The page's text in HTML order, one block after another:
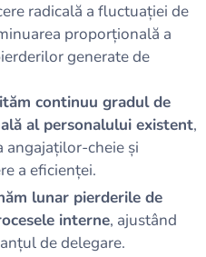
radicală a fluctuației de
proporțională a
generate de
continuu gradul de
al personalului existent,
angajaților-cheie și
a eficienței.
lunar pierderile de
interne, ajustând
de delegare.